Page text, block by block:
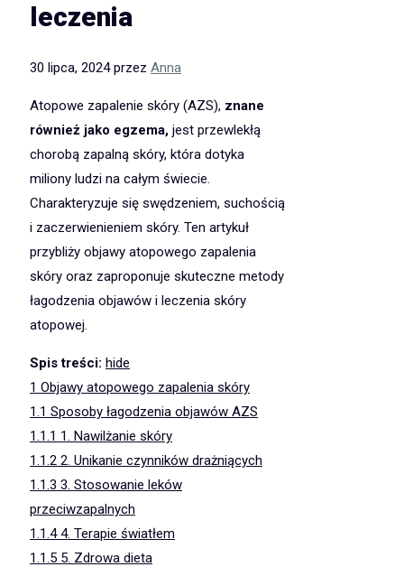
leczenia
30 lipca, 2024 przez Anna
Atopowe zapalenie skóry (AZS), znane
również jako egzema, jest przewlekłą
chorobą zapalną skóry, która dotyka
miliony ludzi na całym świecie.
Charakteryzuje się swędzeniem, suchością
i zaczerwienieniem skóry. Ten artykuł
przybliży objawy atopowego zapalenia
skóry oraz zaproponuje skuteczne metody
łagodzenia objawów i leczenia skóry
atopowej.
Spis treści: hide
1 Objawy atopowego zapalenia skóry
1.1 Sposoby łagodzenia objawów AZS
1.1.1 1. Nawilżanie skóry
1.1.2 2. Unikanie czynników drażniących
1.1.3 3. Stosowanie leków
przeciwzapalnych
1.1.4 4. Terapie światłem
1.1.5 5. Zdrowa dieta